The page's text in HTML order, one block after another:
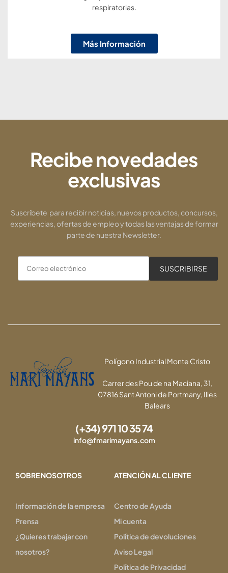
respiratorias.
Más Información
Recibe novedades
exclusivas
Suscríbete para recibir noticias, nuevos productos, concursos,
experiencias, ofertas de empleo y todas las ventajas de formar
parte de nuestra Newsletter.
Polígono Industrial Monte Cristo
Carrer des Pou de na Maciana, 31,
07816 Sant Antoni de Portmany, Illes
Balears
(+34) 971 10 35 74
info@fmarimayans.com
SOBRE NOSOTROS
Información de la empresa
Prensa
¿Quieres trabajar con
nosotros?
ATENCIÓN AL CLIENTE
Centro de Ayuda
Mi cuenta
Política de devoluciones
Aviso Legal
Política de Privacidad